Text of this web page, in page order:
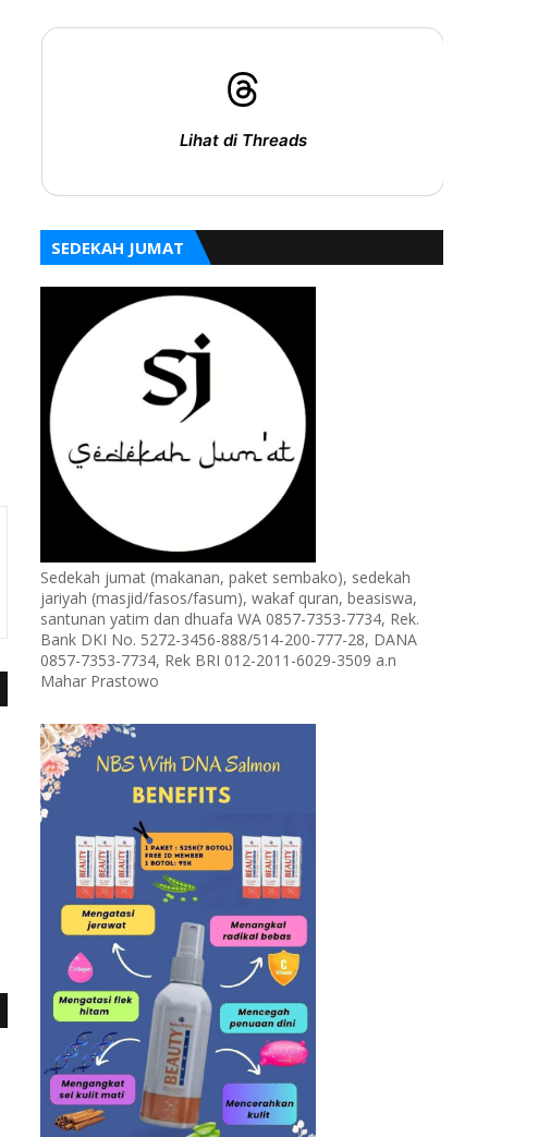
Lihat di Threads
SEDEKAH JUMAT
Sedekah jumat (makanan, paket sembako), sedekah
jariyah (masjid/fasos/fasum), wakaf quran, beasiswa,
santunan yatim dan dhuafa WA 0857-7353-7734, Rek.
Bank DKI No. 5272-3456-888/514-200-777-28, DANA
0857-7353-7734, Rek BRI 012-2011-6029-3509 a.n
Mahar Prastowo